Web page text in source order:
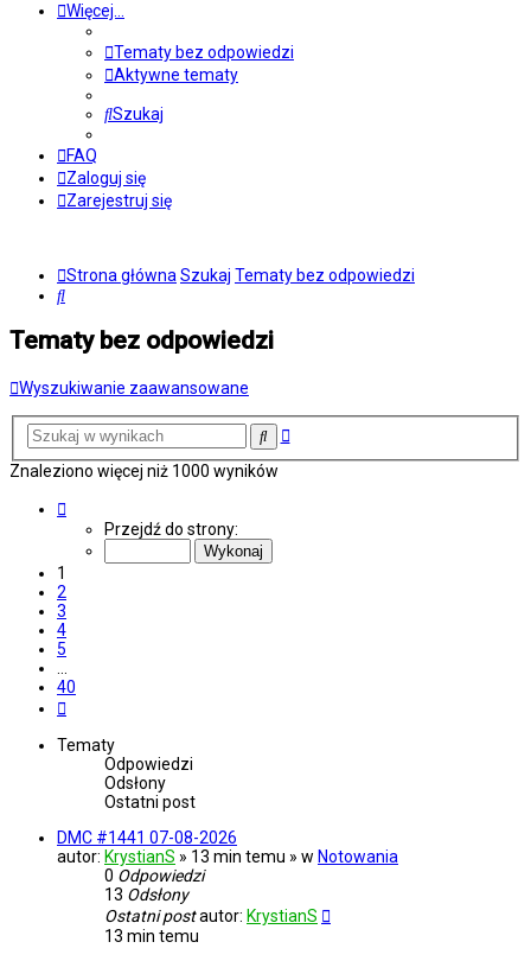
Więcej…
Tematy bez odpowiedzi
Aktywne tematy
Szukaj
FAQ
Zaloguj się
Zarejestruj się
Strona główna Szukaj Tematy bez odpowiedzi
Szukaj
Tematy bez odpowiedzi
Wyszukiwanie zaawansowane
SzukajWyszukiwanie
Znaleziono więcej niż 1000 wyników
Przejdź do strony:
1
2
3
4
5
…
40
Tematy
Odpowiedzi
Odsłony
Ostatni post
DMC #1441 07-08-2026
autor: KrystianS » 13 min temu » w Notowania
0 Odpowiedzi
13 Odsłony
Ostatni postautor: KrystianS
13 min temu